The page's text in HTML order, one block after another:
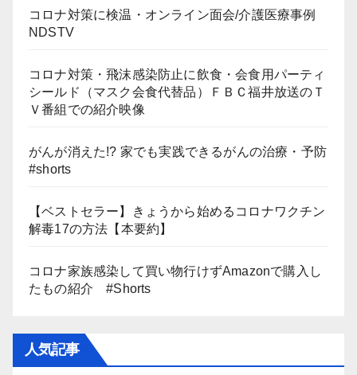
コロナ対策に検温・オンライン面会/介護医療事例
NDSTV
コロナ対策・飛沫感染防止に飲食・会食用パーティ
シールド（マスク会食代替品）ＦＢＣ福井放送のＴ
Ｖ番組での紹介映像
がんが消えた!? 家でも実践できるがんの治療・予防
#shorts
【ベストセラー】きょうから始めるコロナワクチン
解毒17の方法【本要約】
コロナ家族感染して買い物行けずAmazonで購入し
たもの紹介 #Shorts
人気記事